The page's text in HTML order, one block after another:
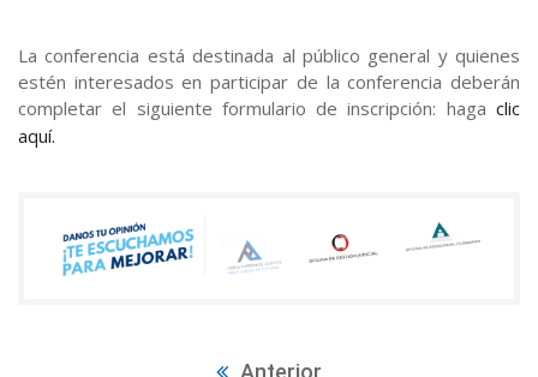
La conferencia está destinada al público general y quienes
estén interesados en participar de la conferencia deberán
completar el siguiente formulario de inscripción: haga clic
aquí.
Anterior